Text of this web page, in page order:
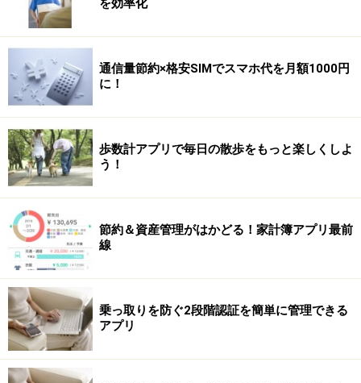
を効率化
通信量節約×格安SIMでスマホ代を月額1000円
に！
歩数計アプリで毎日の散歩をもっと楽しくしよ
う！
節約＆資産管理がはかどる！家計簿アプリ最前
線
乗っ取りを防ぐ2段階認証を簡単に管理できる
アプリ